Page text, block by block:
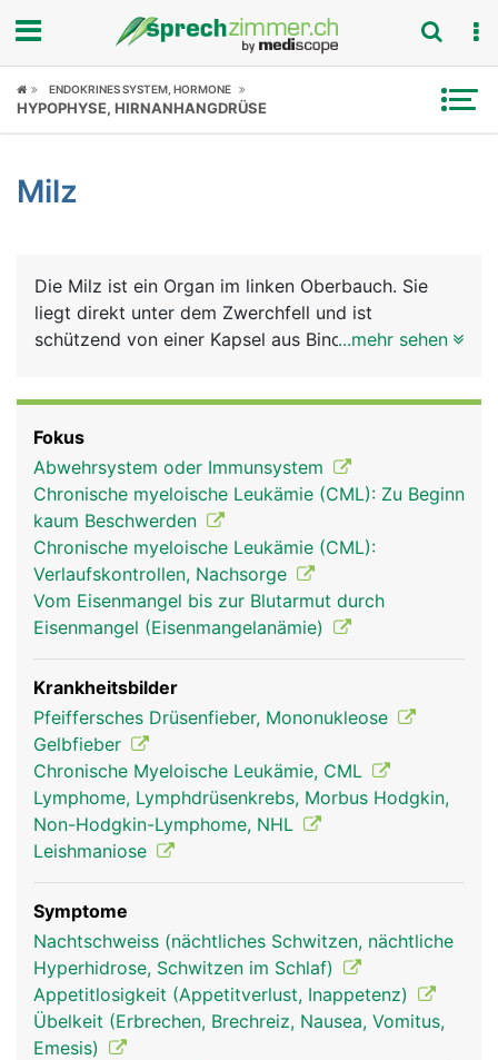
Fokus
Symptome
News
Rubriken
ENDOKRINES SYSTEM, HORMONE
HYPOPHYSE, HIRNANHANGDRÜSE
Milz
Die Milz ist ein Organ im linken Oberbauch. Sie
liegt direkt unter dem Zwerchfell und ist
schützend von einer Kapsel aus Bindegewebe
sogenannten B- und T-Lymphozyten, die als
"Killerzellen" Fremdstoffe wie Bakterien und Viren
erkennen und vernichten können. Ausserdem
werden in der Milz überalterte rote Blutkörperchen
(Erythrozyten) und Blutplättchen (Thrombozyten)
aussortiert und abgebaut.
milz frau
...mehr sehen
Fokus
Abwehrsystem oder Immunsystem
Chronische myeloische Leukämie (CML): Zu Beginn
kaum Beschwerden
Chronische myeloische Leukämie (CML):
Verlaufskontrollen, Nachsorge
Vom Eisenmangel bis zur Blutarmut durch
Eisenmangel (Eisenmangelanämie)
Krankheitsbilder
Pfeiffersches Drüsenfieber, Mononukleose
Gelbfieber
Chronische Myeloische Leukämie, CML
Lymphome, Lymphdrüsenkrebs, Morbus Hodgkin,
Non-Hodgkin-Lymphome, NHL
Leishmaniose
Symptome
Nachtschweiss (nächtliches Schwitzen, nächtliche
Hyperhidrose, Schwitzen im Schlaf)
Appetitlosigkeit (Appetitverlust, Inappetenz)
Übelkeit (Erbrechen, Brechreiz, Nausea, Vomitus,
Emesis)